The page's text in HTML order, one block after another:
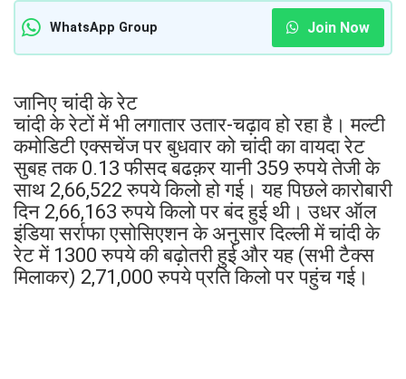
WhatsApp Group Join Now
जानिए चांदी के रेट
चांदी के रेटों में भी लगातार उतार-चढ़ाव हो रहा है। मल्टी
कमोडिटी एक्सचेंज पर बुधवार को चांदी का वायदा रेट
सुबह तक 0.13 फीसद बढक़र यानी 359 रुपये तेजी के
साथ 2,66,522 रुपये किलो हो गई। यह पिछले कारोबारी
दिन 2,66,163 रुपये किलो पर बंद हुई थी। उधर ऑल
इंडिया सर्राफा एसोसिएशन के अनुसार दिल्ली में चांदी के
रेट में 1300 रुपये की बढ़ोतरी हुई और यह (सभी टैक्स
मिलाकर) 2,71,000 रुपये प्रति किलो पर पहुंच गई।